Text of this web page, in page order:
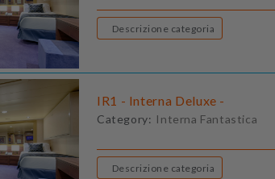
Descrizione categoria
IR1 - Interna Deluxe -
Category: Interna Fantastica
Descrizione categoria